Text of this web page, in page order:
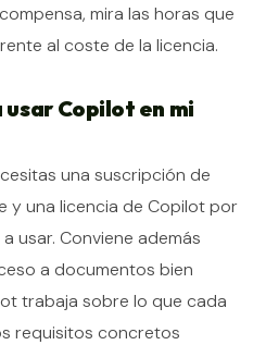
mira las horas que
al coste de la licencia.
Copilot en mi
una suscripción de
y una licencia de Copilot por
usar. Conviene además
a documentos bien
trabaja sobre lo que cada
requisitos concretos